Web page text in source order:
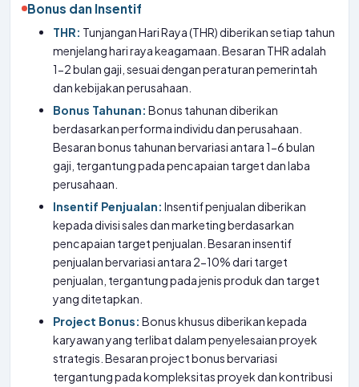
Bonus dan Insentif
THR: Tunjangan Hari Raya (THR) diberikan setiap tahun
menjelang hari raya keagamaan. Besaran THR adalah
1-2 bulan gaji, sesuai dengan peraturan pemerintah
dan kebijakan perusahaan.
Bonus Tahunan: Bonus tahunan diberikan
berdasarkan performa individu dan perusahaan.
Besaran bonus tahunan bervariasi antara 1-6 bulan
gaji, tergantung pada pencapaian target dan laba
perusahaan.
Insentif Penjualan: Insentif penjualan diberikan
kepada divisi sales dan marketing berdasarkan
pencapaian target penjualan. Besaran insentif
penjualan bervariasi antara 2-10% dari target
penjualan, tergantung pada jenis produk dan target
yang ditetapkan.
Project Bonus: Bonus khusus diberikan kepada
karyawan yang terlibat dalam penyelesaian proyek
strategis. Besaran project bonus bervariasi
tergantung pada kompleksitas proyek dan kontribusi